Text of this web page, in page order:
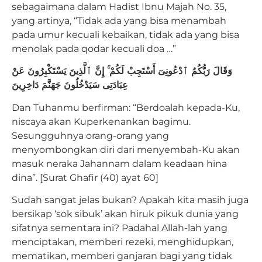
sebagaimana dalam Hadist Ibnu Majah No. 35,
yang artinya, “Tidak ada yang bisa menambah
pada umur kecuali kebaikan, tidak ada yang bisa
menolak pada qodar kecuali doa …”
وَقَالَ رَبُّكُمُ ٱدْعُونِىٓ أَسْتَجِبْ لَكُمْ ۚ إِنَّ ٱلَّذِينَ يَسْتَكْبِرُونَ عَنْ
عِبَادَتِى سَيَدْخُلُونَ جَهَنَّمَ دَاخِرِينَ
Dan Tuhanmu berfirman: “Berdoalah kepada-Ku,
niscaya akan Kuperkenankan bagimu.
Sesungguhnya orang-orang yang
menyombongkan diri dari menyembah-Ku akan
masuk neraka Jahannam dalam keadaan hina
dina”. [Surat Ghafir (40) ayat 60]
Sudah sangat jelas bukan? Apakah kita masih juga
bersikap ‘sok sibuk’ akan hiruk pikuk dunia yang
sifatnya sementara ini? Padahal Allah-lah yang
menciptakan, memberi rezeki, menghidupkan,
mematikan, memberi ganjaran bagi yang tidak